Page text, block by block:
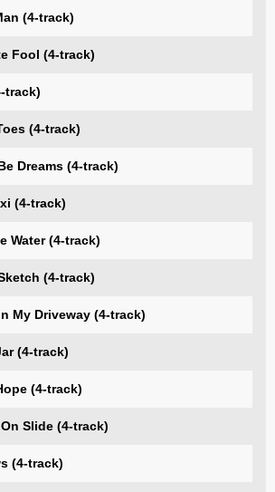
(4-track)
Fool (4-track)
track)
(4-track)
Dreams (4-track)
(4-track)
Water (4-track)
(4-track)
My Driveway (4-track)
(4-track)
(4-track)
Slide (4-track)
(4-track)